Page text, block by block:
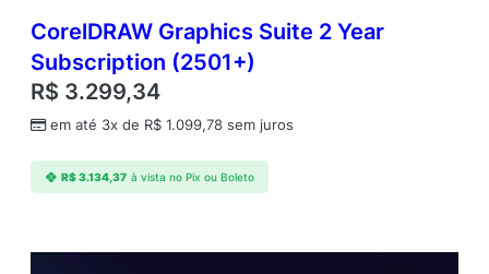
CorelDRAW Graphics Suite 2 Year
Subscription (2501+)
R$ 3.299,34
em até 3x de R$ 1.099,78 sem juros
R$3.134,37 à vista no Pix ou Boleto